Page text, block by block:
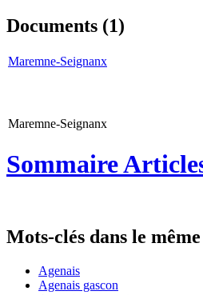
Documents (1)
Maremne-Seignanx
Maremne-Seignanx
Sommaire
Mots-clés dans le
Agenais
Agenais gascon